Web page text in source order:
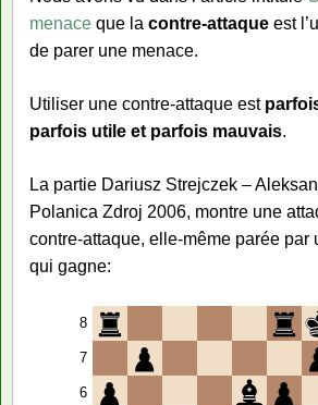
menace que la contre-attaque est
de parer une menace.
Utiliser une contre-attaque est
parfois utile et parfois mauvais.
La partie Dariusz Strejczek –
Polanica Zdroj 2006, montre une
contre-attaque, elle-même parée par
qui gagne:
8
7
6